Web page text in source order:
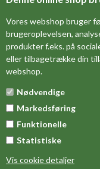
Vores webshop bruger
brugeroplevelsen,
produkter f.eks. på
eller tilbagetrække din
webshop.
Nødvendige
Markedsføring
Funktionelle
Statistiske
Vis cookie detaljer
Grossistsalg
FORSIDE
OM OS
MÅLESKEMA
DINE FAVORITVARER